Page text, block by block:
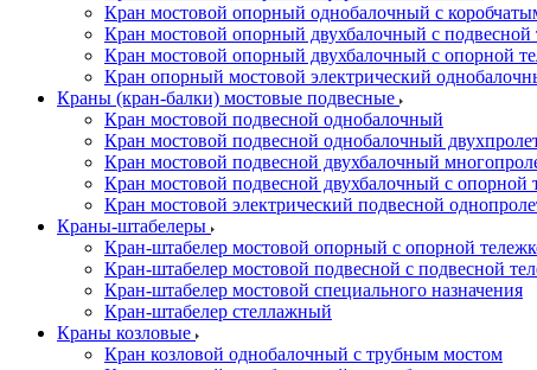
Кран мостовой опорный однобалочный с
Кран мостовой опорный двухбалочный с подвесной
Кран мостовой опорный двухбалочный с опорной
Кран опорный мостовой электрический
Краны (кран-балки) мостовые подвесные
Кран мостовой подвесной однобалочный
Кран мостовой подвесной однобалочный
Кран мостовой подвесной двухбалочный
Кран мостовой подвесной двухбалочный с опорной
Кран мостовой электрический подвесной
Краны-штабелеры
Кран-штабелер мостовой опорный с опорной
Кран-штабелер мостовой подвесной с подвесной
Кран-штабелер мостовой специального назначения
Кран-штабелер стеллажный
Краны козловые
Кран козловой однобалочный с трубным мостом